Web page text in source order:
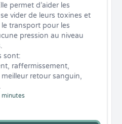
minutes
permet d’aider les
vider de leurs toxines et
le transport pour les
pression au niveau
sont:
raffermissement,
retour sanguin,